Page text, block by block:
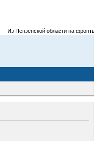
Из Пензенской области на фронты